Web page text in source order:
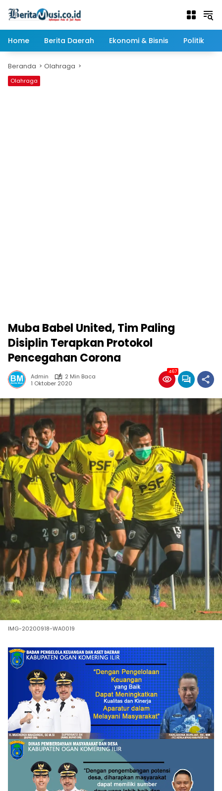
Home
Berita Daerah Ekonomi & Bisnis Politik
Beranda Olahraga
Olahraga
Muba Babel United, Tim Paling
Disiplin Terapkan Protokol
Pencegahan Corona
Admin
2 Min Baca
1 Oktober 2020
467
IMG-20200918-WA0019